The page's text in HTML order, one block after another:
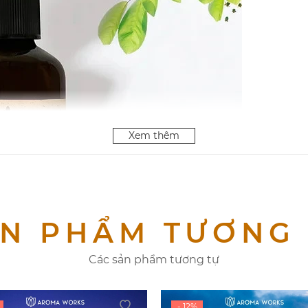
Xem thêm
PHẨM TƯƠNG
Các sản phẩm tương tự